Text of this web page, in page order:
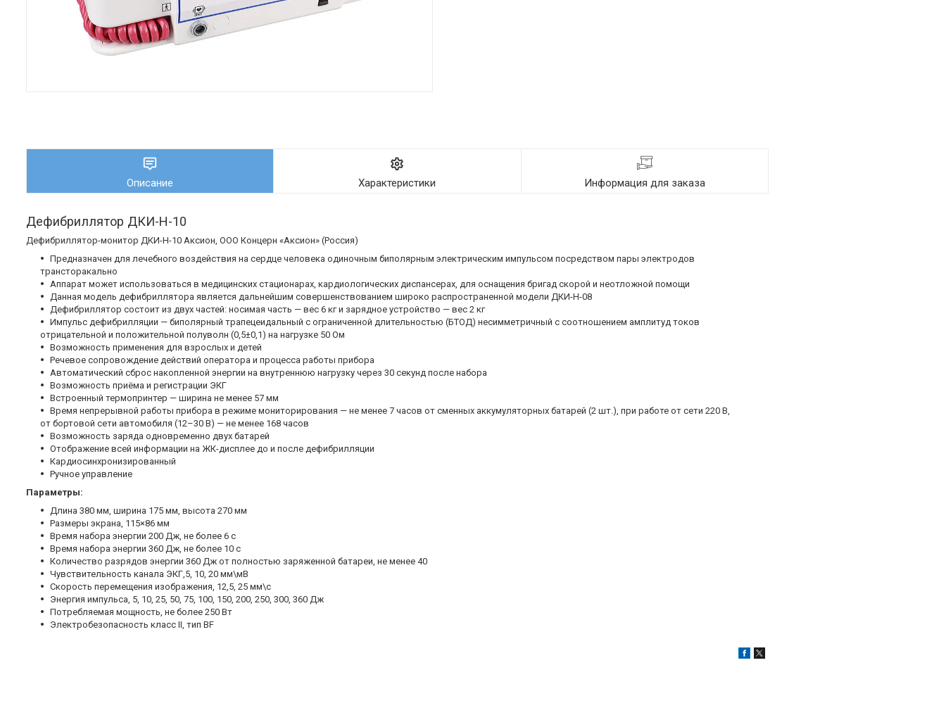
Описание Характеристики Информация для заказа
Дефибриллятор ДКИ-Н-10
Дефибриллятор-монитор ДКИ-Н-10 Аксион, ООО Концерн «Аксион» (Россия)
Предназначен для лечебного воздействия на сердце человека одиночным биполярным электрическим импульсом посредством пары электродов
трансторакально
Аппарат может использоваться в медицинских стационарах, кардиологических диспансерах, для оснащения бригад скорой и неотложной помощи
Данная модель дефибриллятора является дальнейшим совершенствованием широко распространенной модели ДКИ-Н-08
Дефибриллятор состоит из двух частей: носимая часть — вес 6 кг и зарядное устройство — вес 2 кг
Импульс дефибрилляции — биполярный трапецеидальный с ограниченной длительностью (БТОД) несимметричный с соотношением амплитуд токов
отрицательной и положительной полуволн (0,5±0,1) на нагрузке 50 Ом
Возможность применения для взрослых и детей
Речевое сопровождение действий оператора и процесса работы прибора
Автоматический сброс накопленной энергии на внутреннюю нагрузку через 30 секунд после набора
Возможность приёма и регистрации ЭКГ
Встроенный термопринтер — ширина не менее 57 мм
Время непрерывной работы прибора в режиме мониторирования — не менее 7 часов от сменных аккумуляторных батарей (2 шт.), при работе от сети 220 В,
от бортовой сети автомобиля (12–30 В) — не менее 168 часов
Возможность заряда одновременно двух батарей
Отображение всей информации на ЖК-дисплее до и после дефибрилляции
Кардиосинхронизированный
Ручное управление
Параметры:
Длина 380 мм, ширина 175 мм, высота 270 мм
Размеры экрана, 115×86 мм
Время набора энергии 200 Дж, не более 6 с
Время набора энергии 360 Дж, не более 10 с
Количество разрядов энергии 360 Дж от полностью заряженной батареи, не менее 40
Чувствительность канала ЭКГ,5, 10, 20 мм\мВ
Скорость перемещения изображения, 12,5, 25 мм\с
Энергия импульса, 5, 10, 25, 50, 75, 100, 150, 200, 250, 300, 360 Дж
Потребляемая мощность, не более 250 Вт
Электробезопасность класс II, тип BF